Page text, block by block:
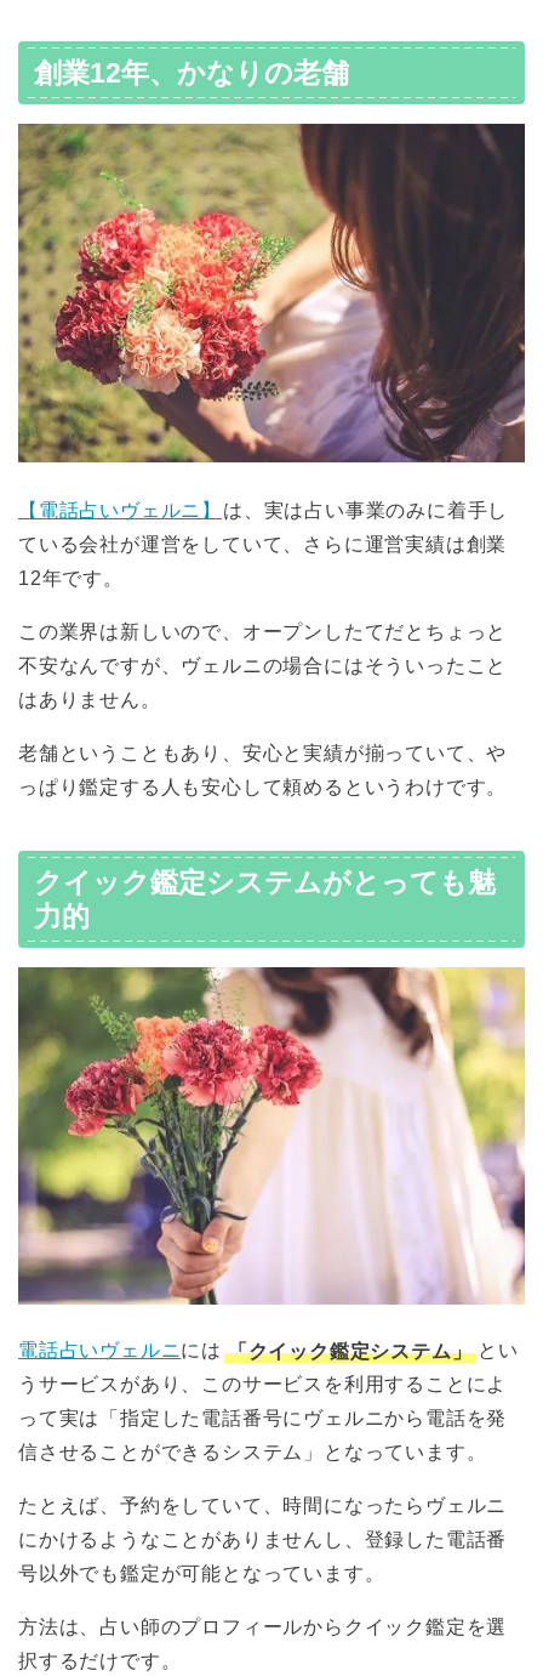
創業12年、かなりの老舗
【電話占いヴェルニ】
は、実は占い事業のみに着手し
ている会社が運営をしていて、さらに運営実績は創業
12年です。
この業界は新しいので、オープンしたてだとちょっと
不安なんですが、ヴェルニの場合にはそういったこと
はありません。
老舗ということもあり、安心と実績が揃っていて、や
っぱり鑑定する人も安心して頼めるというわけです。
クイック鑑定システムがとっても魅
力的
電話占いヴェルニには 「クイック鑑定システム」 とい
うサービスがあり、このサービスを利用することによ
って実は「指定した電話番号にヴェルニから電話を発
信させることができるシステム」となっています。
たとえば、予約をしていて、時間になったらヴェルニ
にかけるようなことがありませんし、登録した電話番
号以外でも鑑定が可能となっています。
方法は、占い師のプロフィールからクイック鑑定を選
択するだけです。